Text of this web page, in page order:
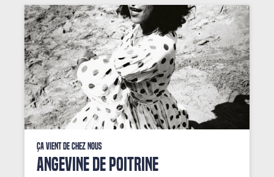
Ça vient de chez nous
ANGEVINE DE POITRINE